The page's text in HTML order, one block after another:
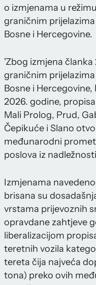
o izmjenama u
graničnim
Bosne i Hercegovine.
'Zbog izmjena članka
graničnim
Bosne i
2026. godine,
Mali Prolog, Prud,
Čepikuće i Slano
međunarodni
poslova iz
Izmjenama
brisana su
vrstama prijevoznih
opravdane zahtjeve
liberalizacijom
teretnih vozila
tereta čija najveća
tona) preko ovih